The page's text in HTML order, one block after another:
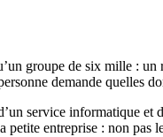
groupe de six mille : un
demande quelles
service informatique et
entreprise : non pas